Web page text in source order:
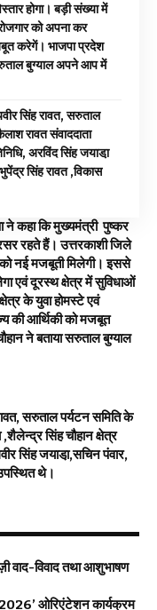
होगा। बड़ी संख्या में
को अपना कर
करेगें। भाजपा प्रदेश
बुग्याल अपने आप में
सिंह रावत, सरुताल
रावत संवाददाता
अरविंद सिंह जयाडा़
सिंह रावत ,विकास
ने कहा कि मुख्यमंत्री पुष्कर
रहते हैं। उत्तरकाशी जिले
नई मजबूती मिलेगी। इससे
एवं दूरस्थ क्षेत्र में सुविधाओं
के युवा होमस्टे एवं
की आर्थिकी को मजबूत
ने बताया सरुताल बुग्याल
सरुताल पर्यटन समिति के
,शैलेन्द्र सिंह चौहान क्षेत्र
सिंह जयाडा़,सचिन पंवार,
थे।
वाद-विवाद तथा आशुभाषण
2026’ ओरिएंटेशन कार्यक्रम